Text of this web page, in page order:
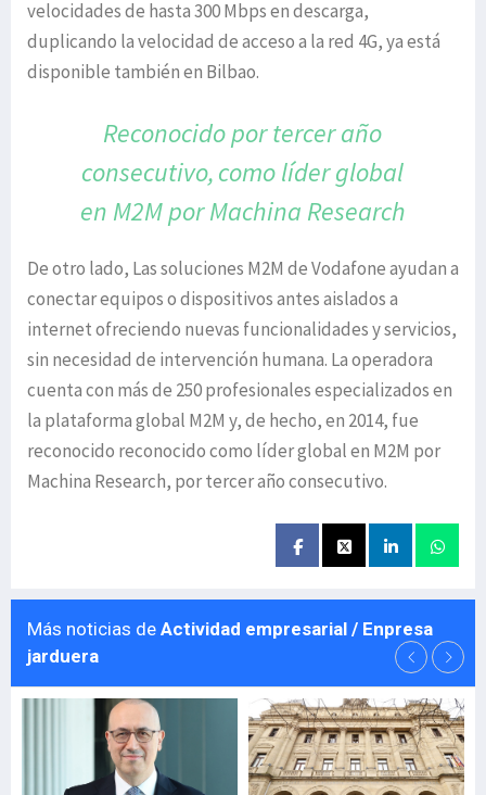
velocidades de hasta 300 Mbps en descarga,
duplicando la velocidad de acceso a la red 4G, ya está
disponible también en Bilbao.
Reconocido por tercer año
consecutivo,como líder global
en M2M porMachina Research
De otro lado, Las soluciones M2M de Vodafone ayudan a
conectar equipos o dispositivos antes aislados a
internet ofreciendo nuevas funcionalidades y servicios,
sin necesidad de intervención humana. La operadora
cuenta con más de 250 profesionales especializados en
la plataforma global M2M y, de hecho, en 2014, fue
reconocido reconocido como líder global en M2M por
Machina Research, por tercer año consecutivo.
Más noticias de Actividad empresarial / Enpresa
jarduera